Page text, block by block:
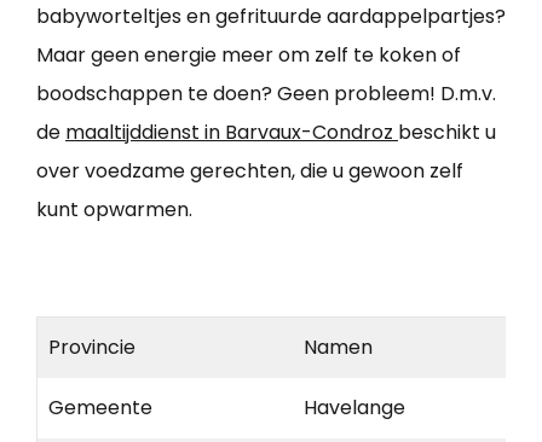
babyworteltjes en gefrituurde aardappelpartjes?
Maar geen energie meer om zelf te koken of
boodschappen te doen? Geen probleem! D.m.v.
de maaltijddienst in Barvaux-Condroz beschikt u
over voedzame gerechten, die u gewoon zelf
kunt opwarmen.
Provincie Namen
Gemeente Havelange